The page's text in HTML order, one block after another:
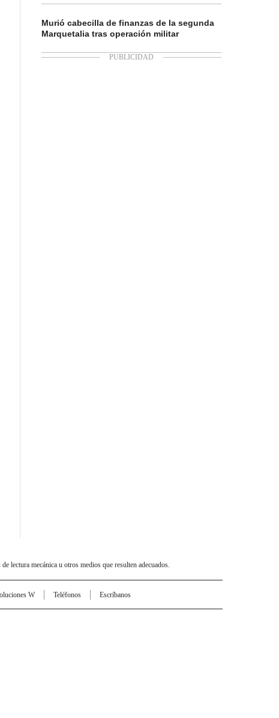
Murió cabecilla de finanzas de la segunda
Marquetalia tras operación militar
lectura mecánica u otros medios que resulten adecuados.
W Teléfonos Escríbanos